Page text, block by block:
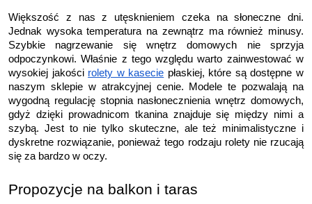
Większość z nas z utęsknieniem czeka na słoneczne dni.
Jednak wysoka temperatura na zewnątrz ma również minusy.
Szybkie nagrzewanie się wnętrz domowych nie sprzyja
odpoczynkowi. Właśnie z tego względu warto zainwestować w
wysokiej jakości rolety w kasecie płaskiej, które są dostępne w
naszym sklepie w atrakcyjnej cenie. Modele te pozwalają na
wygodną regulację stopnia nasłonecznienia wnętrz domowych,
gdyż dzięki prowadnicom tkanina znajduje się między nimi a
szybą. Jest to nie tylko skuteczne, ale też minimalistyczne i
dyskretne rozwiązanie, ponieważ tego rodzaju rolety nie rzucają
się za bardzo w oczy.
Propozycje na balkon i taras